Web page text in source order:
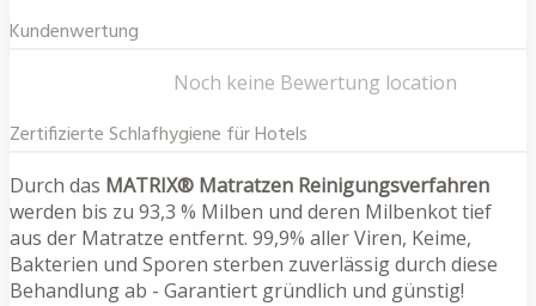
Kundenwertung
Noch keine Bewertung location
Zertifizierte Schlafhygiene für Hotels
Durch das MATRIX® Matratzen Reinigungsverfahren
werden bis zu 93,3 % Milben und deren Milbenkot tief
aus der Matratze entfernt. 99,9% aller Viren, Keime,
Bakterien und Sporen sterben zuverlässig durch diese
Behandlung ab - Garantiert gründlich und günstig!